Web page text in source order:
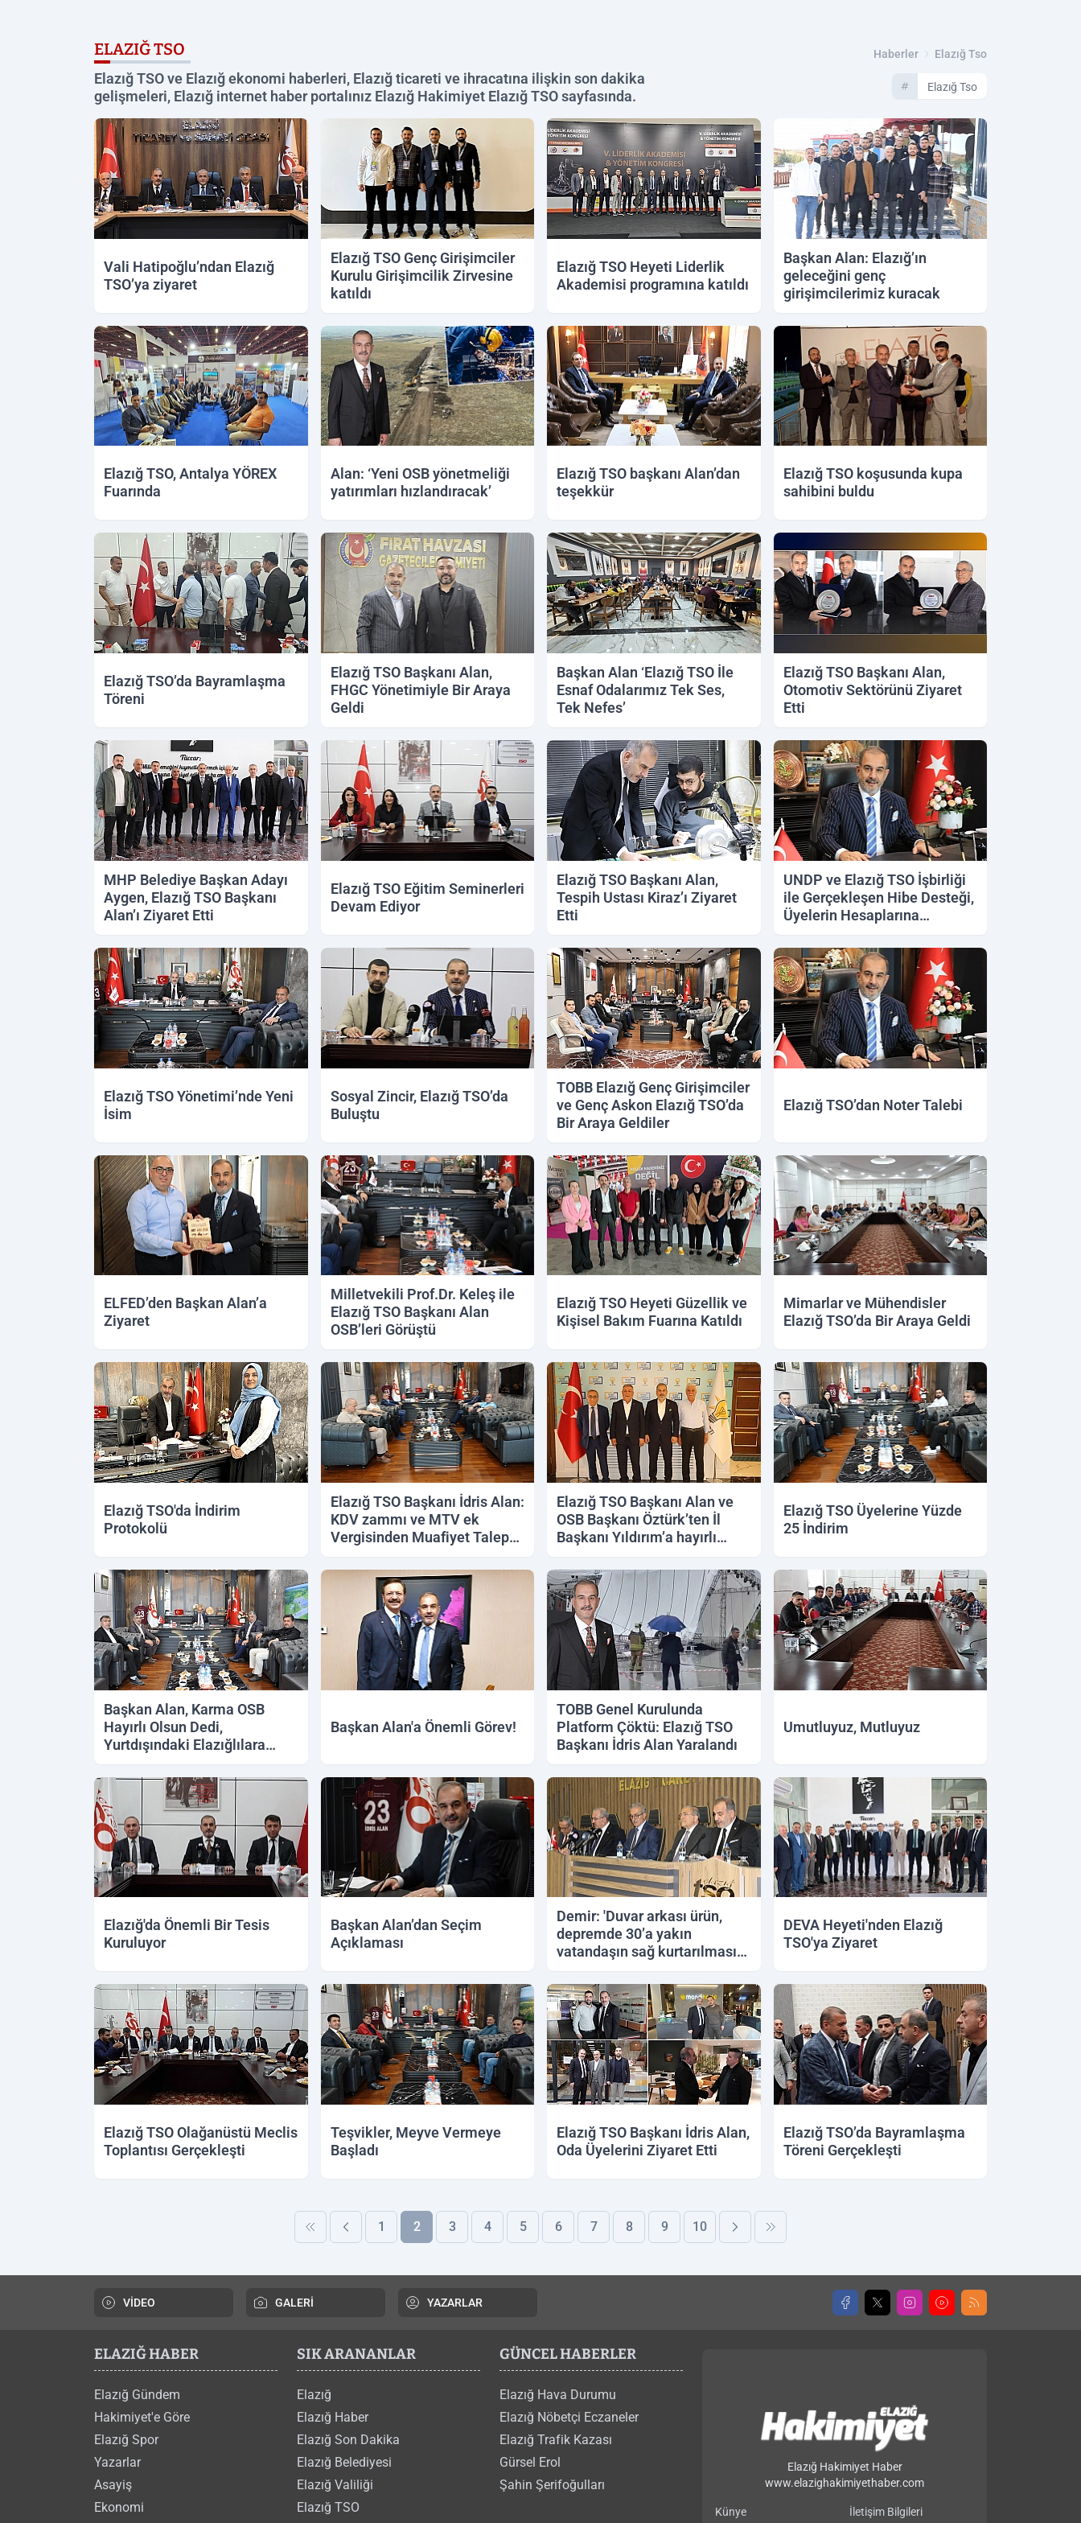
ELAZIĞ TSO Haberler Elazığ Tso
Elazığ TSO ve Elazığ ekonomi haberleri, Elazığ ticareti ve ihracatına ilişkin son dakika
gelişmeleri, Elazığ internet haber portalınız Elazığ Hakimiyet Elazığ TSO sayfasında.
Elazığ Tso
Vali Hatipoğlu’ndan Elazığ
TSO’ya ziyaret
Elazığ TSO Genç Girişimciler
Kurulu Girişimcilik Zirvesine
katıldı
Elazığ TSO Heyeti Liderlik
Akademisi programına katıldı
Başkan Alan: Elazığ’ın
geleceğini genç
girişimcilerimiz kuracak
Elazığ TSO, Antalya YÖREX
Fuarında
Alan: ‘Yeni OSB yönetmeliği
yatırımları hızlandıracak’
Elazığ TSO başkanı Alan’dan
teşekkür
Elazığ TSO koşusunda kupa
sahibini buldu
Elazığ TSO’da Bayramlaşma
Töreni
Elazığ TSO Başkanı Alan,
FHGC Yönetimiyle Bir Araya
Geldi
Başkan Alan ‘Elazığ TSO İle
Esnaf Odalarımız Tek Ses,
Tek Nefes’
Elazığ TSO Başkanı Alan,
Otomotiv Sektörünü Ziyaret
Etti
MHP Belediye Başkan Adayı
Aygen, Elazığ TSO Başkanı
Alan’ı Ziyaret Etti
Elazığ TSO Eğitim Seminerleri
Devam Ediyor
Elazığ TSO Başkanı Alan,
Tespih Ustası Kiraz’ı Ziyaret
Etti
UNDP ve Elazığ TSO İşbirliği
ile Gerçekleşen Hibe Desteği,
Üyelerin Hesaplarına
Elazığ TSO Yönetimi’nde Yeni
İsim
Sosyal Zincir, Elazığ TSO’da
Buluştu
TOBB Elazığ Genç Girişimciler
ve Genç Askon Elazığ TSO’da
Bir Araya Geldiler
Elazığ TSO’dan Noter Talebi
ELFED’den Başkan Alan’a
Ziyaret
Milletvekili Prof.Dr. Keleş ile
Elazığ TSO Başkanı Alan
OSB’leri Görüştü
Elazığ TSO Heyeti Güzellik ve
Kişisel Bakım Fuarına Katıldı
Mimarlar ve Mühendisler
Elazığ TSO’da Bir Araya Geldi
Elazığ TSO'da İndirim
Protokolü
Elazığ TSO Başkanı İdris Alan:
KDV zammı ve MTV ek
Vergisinden Muafiyet Talep
Elazığ TSO Başkanı Alan ve
OSB Başkanı Öztürk’ten İl
Başkanı Yıldırım’a hayırlı
Elazığ TSO Üyelerine Yüzde
25 İndirim
Başkan Alan, Karma OSB
Hayırlı Olsun Dedi,
Yurtdışındaki Elazığlılara
Başkan Alan'a Önemli Görev!
TOBB Genel Kurulunda
Platform Çöktü: Elazığ TSO
Başkanı İdris Alan Yaralandı
Umutluyuz, Mutluyuz
Elazığ'da Önemli Bir Tesis
Kuruluyor
Başkan Alan’dan Seçim
Açıklaması
Demir: 'Duvar arkası ürün,
depremde 30’a yakın
vatandaşın sağ kurtarılmasını
DEVA Heyeti'nden Elazığ
TSO'ya Ziyaret
Elazığ TSO Olağanüstü Meclis
Toplantısı Gerçekleşti
Teşvikler, Meyve Vermeye
Başladı
Elazığ TSO Başkanı İdris Alan,
Oda Üyelerini Ziyaret Etti
Elazığ TSO’da Bayramlaşma
Töreni Gerçekleşti
1 2 3 4 5 6 7 8 9 10
VİDEO GALERİ YAZARLAR
ELAZIĞ HABER
Elazığ Gündem
Hakimiyet'e Göre
Elazığ Spor
Yazarlar
Asayiş
Ekonomi
SIK ARANANLAR
Elazığ
Elazığ Haber
Elazığ Son Dakika
Elazığ Belediyesi
Elazığ Valiliği
Elazığ TSO
GÜNCEL HABERLER
Elazığ Hava Durumu
Elazığ Nöbetçi Eczaneler
Elazığ Trafik Kazası
Gürsel Erol
Şahin Şerifoğulları
Elazığ Hakimiyet Haber
www.elazighakimiyethaber.com
Künye İletişim Bilgileri